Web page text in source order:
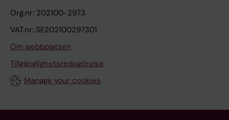
Org.nr: 202100-2973
VAT.nr: SE202100297301
Om webbplatsen
Tillgänglighetsredogörelse
Manage your cookies